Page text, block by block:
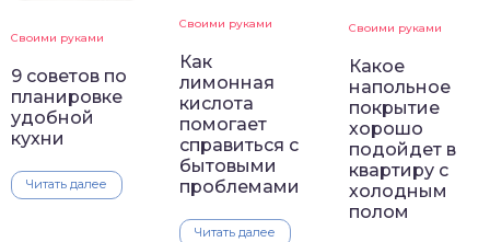
Своими руками
9 советов по
планировке
удобной
кухни
Читать далее
Своими руками
Как
лимонная
кислота
помогает
справиться с
бытовыми
проблемами
Читать далее
Своими руками
Какое
напольное
покрытие
хорошо
подойдет в
квартиру с
холодным
полом